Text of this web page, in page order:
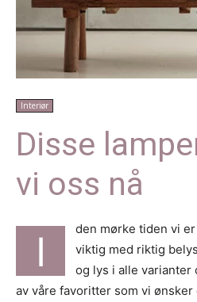
Interiør
Disse
vi oss nå
I
den mørke tiden vi
viktig med riktig
og lys i alle varianter
av våre favoritter som vi ønsker